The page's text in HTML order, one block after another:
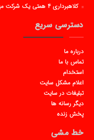
کلاهبرداری ۴ همتی یک شرکت مهاجرتی؛ ۳۰۰ شاکی تاکنون
دسترسی سریع
درباره ما
تماس با ما
استخدام
اعلام مشکل سایت
تبلیغات در سایت
دیگر رسانه ها
پخش زنده
خط مشی